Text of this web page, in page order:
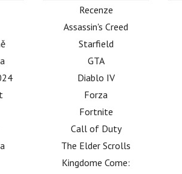
Recenze
Assassin's Creed
Starfield
GTA
Diablo IV
Forza
Fortnite
Call of Duty
The Elder Scrolls
Kingdome Come: